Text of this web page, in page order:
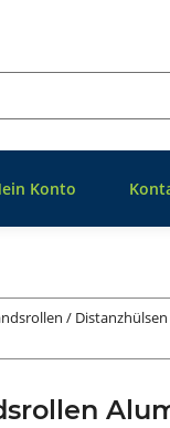
Konto
/ Distanzhülsen